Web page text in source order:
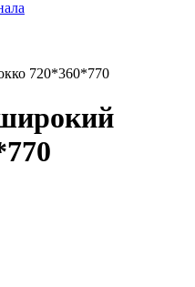
720*360*770